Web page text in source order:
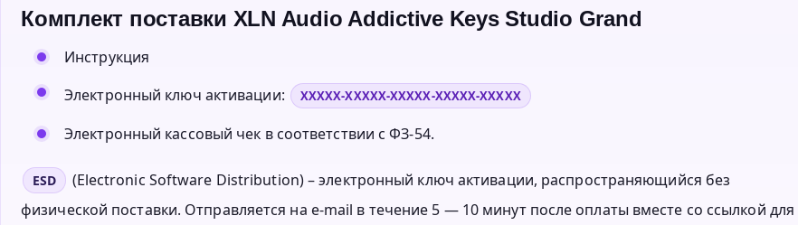
Комплект поставки XLN Audio Addictive Keys Studio Grand
Инструкция
Электронный ключ активации:
XXXXX-XXXXX-XXXXX-XXXXX-XXXXX
Электронный кассовый чек в соответствии с ФЗ-54.
ESD
(Electronic Software Distribution) – электронный ключ активации, распространяющийся без
физической поставки. Отправляется на e-mail в течение 5 — 10 минут после оплаты вместе со ссылкой для